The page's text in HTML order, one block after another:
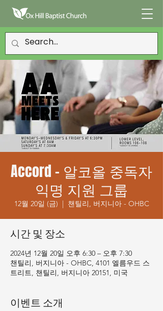
Accord - 알코올 중독자
익명 지원 그룹
12월 20일 (금)
  |
챈틸리, 버지니아 - OHBC
시간 및 장소
2024년 12월 20일 오후 6:30 – 오후 7:30
챈틸리, 버지니아 - OHBC, 4101 엘름우드 스
트리트, 챈틸리, 버지니아 20151, 미국
이벤트 소개